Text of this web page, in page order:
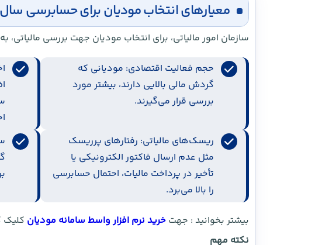
معیارهای انتخاب مودیان برای حسابرسی سال ۱۴۰۴
سازمان امور مالیاتی، برای انتخاب مودیان جهت بررسی
حجم فعالیت اقتصادی: مودیانی که
گردش مالی بالایی دارند، بیشتر مورد
بررسی قرار می‌گیرند.
ریسک‌های مالیاتی: رفتارهای پرریسک
مثل عدم ارسال فاکتور الکترونیکی یا
تأخیر در پرداخت مالیات، احتمال حسابرسی
را بالا می‌برد.
بیشتر بخوانید : جهت خرید نرم افزار واسط سامانه مودیان کلیک
نکته مهم